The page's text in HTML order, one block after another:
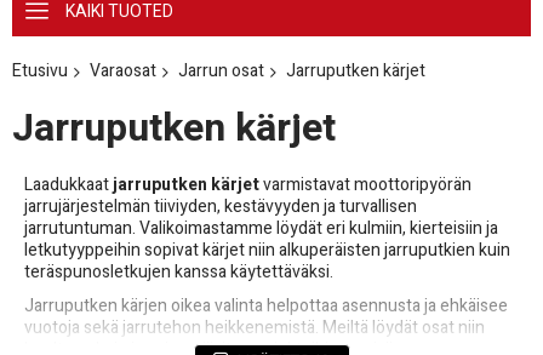
KAIKI TUOTED
Etusivu Varaosat Jarrun osat Jarruputken kärjet
Jarruputken kärjet
Laadukkaatjarruputken kärjetvarmistavat moottoripyörän
jarrujärjestelmän tiiviyden, kestävyyden ja turvallisen
jarrutuntuman. Valikoimastamme löydät eri kulmiin, kierteisiin ja
letkutyyppeihin sopivat kärjet niin alkuperäisten jarruputkien kuin
teräspunosletkujen kanssa käytettäväksi.
Jarruputken kärjen oikea valinta helpottaa asennusta ja ehkäisee
vuotoja sekä jarrutehon heikkenemistä. Meiltä löydät osat niin
huoltoon kuin jarrujen päivitysprojekteihin, useisiin